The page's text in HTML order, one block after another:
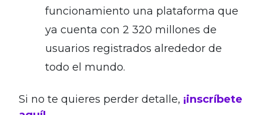
funcionamiento una plataforma que
ya cuenta con 2 320 millones de
usuarios registrados alrededor de
todo el mundo.
Si no te quieres perder detalle, ¡inscríbete